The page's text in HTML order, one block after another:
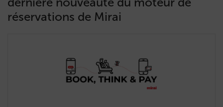
réservations de Mirai